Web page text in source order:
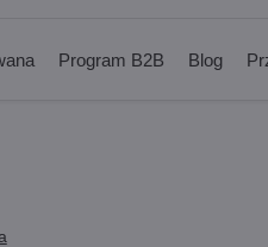
Program B2B Blog